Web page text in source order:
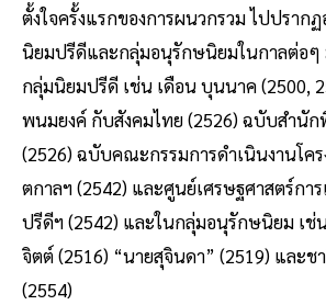
ตั้งใจครั้งแรกของการผนวกรวม ไปปราก
นิยมปรีดีและกลุ่มอนุรักษนิยมในกาลต่อๆ
กลุ่มนิยมปรีดี เช่น เดือน บุนนาค (2500,
พนมยงค์ กับสังคมไทย (2526) ฉบับสำนั
(2526) ฉบับคณะกรรมการดำเนินงานโค
ตกาลฯ (2542) และศูนย์เศรษฐศาสตร์กา
ปรีดีฯ (2542) และในกลุ่มอนุรักษนิยม เช่
จิตต์ (2516) “นายสุจินดา” (2519) และช
(2554)